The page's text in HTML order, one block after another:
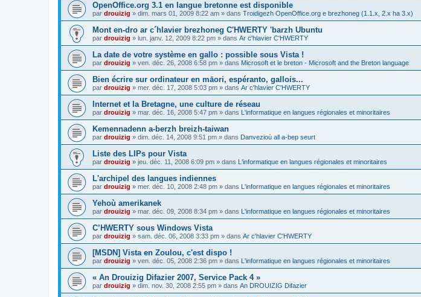
OpenOffice.org 3.1 en langue bretonne est disponible
par drouizig » dim. mars 01, 2009 8:22 am » dans Troidigezh OpenOffice.org e brezhoneg (1.1.x, 2.x ha 3.x)
Mont en-dro ar c´hlavier brezhoneg C'HWERTY 'barzh Ubuntu
par drouizig » lun. janv. 12, 2009 8:22 pm » dans Ar c'hlavier C'HWERTY
La date de votre système en gallo : possible sous Vista !
par drouizig » ven. déc. 26, 2008 6:58 pm » dans Microsoft et le breton - Microsoft and the Breton language
Bien écrire sur ordinateur en māori, espéranto, gallois...
par drouizig » mer. déc. 17, 2008 5:03 pm » dans Ar c'hlavier C'HWERTY
Internet et la Bretagne, une culture de réseau
par drouizig » mar. déc. 16, 2008 5:47 pm » dans L'informatique en langues régionales et minoritaires
Kemennadenn a-berzh breizh-taiwan
par drouizig » dim. déc. 14, 2008 9:51 pm » dans Danvezioù all a-bep seurt
Liste des LIPs pour Vista
par drouizig » jeu. déc. 11, 2008 6:09 pm » dans L'informatique en langues régionales et minoritaires
L'archipel des langues indiennes
par drouizig » mer. déc. 10, 2008 2:48 pm » dans L'informatique en langues régionales et minoritaires
Yehoù amerikanek
par drouizig » mar. déc. 09, 2008 8:34 pm » dans L'informatique en langues régionales et minoritaires
C’HWERTY sous Windows Vista
par drouizig » sam. déc. 06, 2008 3:33 pm » dans Ar c'hlavier C'HWERTY
[MSDN] Vista en Zoulou, c'est dispo !
par drouizig » ven. déc. 05, 2008 2:36 pm » dans L'informatique en langues régionales et minoritaires
« An Drouizig Difazier 2007, Service Pack 4 »
par drouizig » dim. nov. 30, 2008 2:55 pm » dans An DROUIZIG Difazier